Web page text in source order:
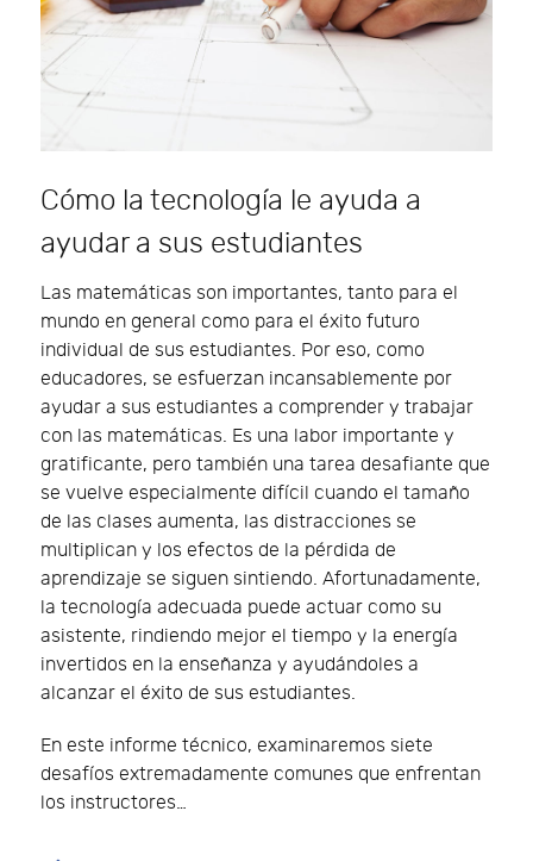
Cómo la tecnología le ayuda a
ayudar a sus estudiantes
Las matemáticas son importantes, tanto para el
mundo en general como para el éxito futuro
individual de sus estudiantes. Por eso, como
educadores, se esfuerzan incansablemente por
ayudar a sus estudiantes a comprender y trabajar
con las matemáticas. Es una labor importante y
gratificante, pero también una tarea desafiante que
se vuelve especialmente difícil cuando el tamaño
de las clases aumenta, las distracciones se
multiplican y los efectos de la pérdida de
aprendizaje se siguen sintiendo. Afortunadamente,
la tecnología adecuada puede actuar como su
asistente, rindiendo mejor el tiempo y la energía
invertidos en la enseñanza y ayudándoles a
alcanzar el éxito de sus estudiantes.
En este informe técnico, examinaremos siete
desafíos extremadamente comunes que enfrentan
los instructores…